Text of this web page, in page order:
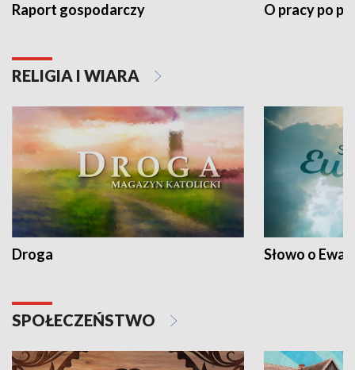
Raport gospodarczy O pracy po
RELIGIA I WIARA
Droga Słowo o
SPOŁECZEŃSTWO